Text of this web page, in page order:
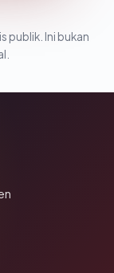
publik. Ini bukan